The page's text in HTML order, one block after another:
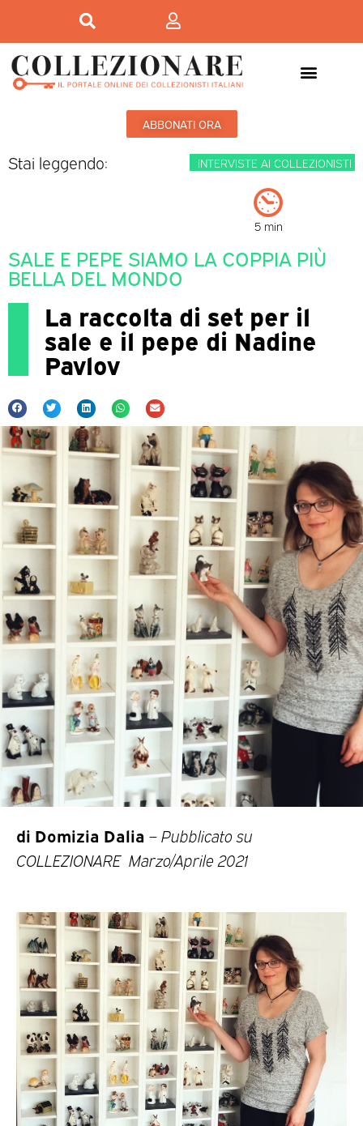
ABBONATI ORA
Stai leggendo: INTERVISTE AI COLLEZIONISTI
5 min
SALE E PEPE SIAMO LA COPPIA PIÙ
BELLA DEL MONDO
La raccolta di set per il
sale e il pepe di Nadine
Pavlov
di Domizia Dalia –Pubblicato su
COLLEZIONARE Marzo/Aprile 2021